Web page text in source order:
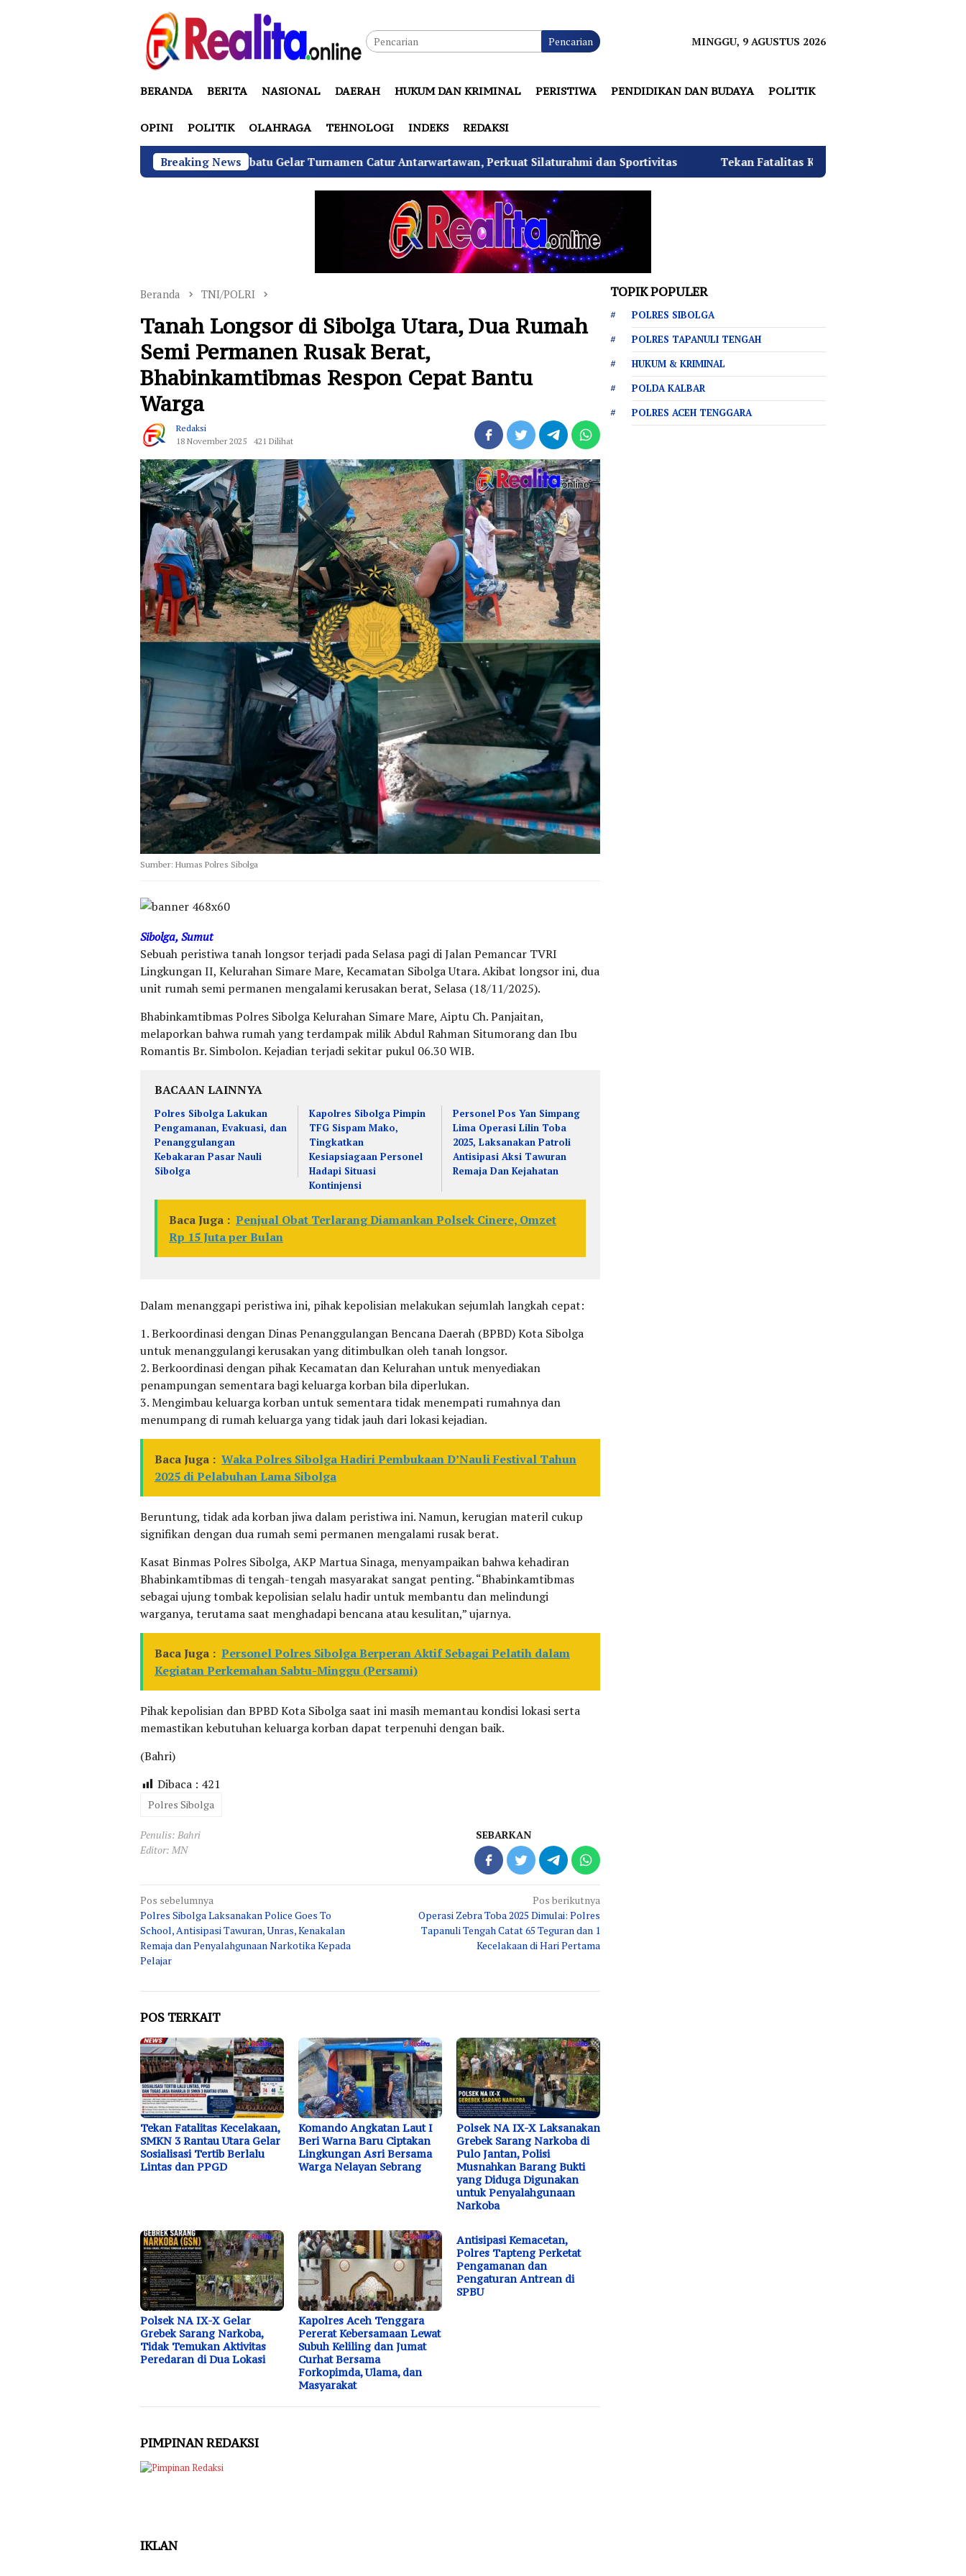
Pencarian MINGGU, 9 AGUSTUS 2026
BERANDA BERITA NASIONAL DAERAH HUKUM DAN KRIMINAL PERISTIWA PENDIDIKAN DAN BUDAYA POLITIK
OPINI POLITIK OLAHRAGA TEHNOLOGI INDEKS REDAKSI
Breaking News
GRIB Jaya Labuhanbatu Gelar Turnamen Catur Antarwartawan, Perkuat Silaturahmi dan Sportivitas Tekan Fatalitas Kecelakaan, SMKN 3 Rantau Utara Gelar
Beranda TNI/POLRI
Tanah Longsor di Sibolga Utara, Dua Rumah
Semi Permanen Rusak Berat,
Bhabinkamtibmas Respon Cepat Bantu
Warga
Redaksi
18 November 2025
421 Dilihat
Sumber: Humas Polres Sibolga
Sibolga, Sumut
Sebuah peristiwa tanah longsor terjadi pada Selasa pagi di Jalan Pemancar TVRI
Lingkungan II, Kelurahan Simare Mare, Kecamatan Sibolga Utara. Akibat longsor ini, dua
unit rumah semi permanen mengalami kerusakan berat, Selasa (18/11/2025).
Bhabinkamtibmas Polres Sibolga Kelurahan Simare Mare, Aiptu Ch. Panjaitan,
melaporkan bahwa rumah yang terdampak milik Abdul Rahman Situmorang dan Ibu
Romantis Br. Simbolon. Kejadian terjadi sekitar pukul 06.30 WIB.
BACAAN LAINNYA
Polres Sibolga Lakukan
Pengamanan, Evakuasi, dan
Penanggulangan
Kebakaran Pasar Nauli
Sibolga
Kapolres Sibolga Pimpin
TFG Sispam Mako,
Tingkatkan
Kesiapsiagaan Personel
Hadapi Situasi
Kontinjensi
Personel Pos Yan Simpang
Lima Operasi Lilin Toba
2025, Laksanakan Patroli
Antisipasi Aksi Tawuran
Remaja Dan Kejahatan
Baca Juga : Penjual Obat Terlarang Diamankan Polsek Cinere, Omzet
Rp 15 Juta per Bulan
Dalam menanggapi peristiwa ini, pihak kepolisian melakukan sejumlah langkah cepat:
1. Berkoordinasi dengan Dinas Penanggulangan Bencana Daerah (BPBD) Kota Sibolga
untuk menanggulangi kerusakan yang ditimbulkan oleh tanah longsor.
2. Berkoordinasi dengan pihak Kecamatan dan Kelurahan untuk menyediakan
penampungan sementara bagi keluarga korban bila diperlukan.
3. Mengimbau keluarga korban untuk sementara tidak menempati rumahnya dan
menumpang di rumah keluarga yang tidak jauh dari lokasi kejadian.
Baca Juga : Waka Polres Sibolga Hadiri Pembukaan D’Nauli Festival Tahun
2025 di Pelabuhan Lama Sibolga
Beruntung, tidak ada korban jiwa dalam peristiwa ini. Namun, kerugian materil cukup
signifikan dengan dua rumah semi permanen mengalami rusak berat.
Kasat Binmas Polres Sibolga, AKP Martua Sinaga, menyampaikan bahwa kehadiran
Bhabinkamtibmas di tengah-tengah masyarakat sangat penting. “Bhabinkamtibmas
sebagai ujung tombak kepolisian selalu hadir untuk membantu dan melindungi
warganya, terutama saat menghadapi bencana atau kesulitan,” ujarnya.
Baca Juga : Personel Polres Sibolga Berperan Aktif Sebagai Pelatih dalam
Kegiatan Perkemahan Sabtu-Minggu (Persami)
Pihak kepolisian dan BPBD Kota Sibolga saat ini masih memantau kondisi lokasi serta
memastikan kebutuhan keluarga korban dapat terpenuhi dengan baik.
(Bahri)
Dibaca : 421
Polres Sibolga
Penulis: Bahri
Editor: MN
SEBARKAN
Navigasi
pos
Pos sebelumnya
Polres Sibolga Laksanakan Police Goes To
School, Antisipasi Tawuran, Unras, Kenakalan
Remaja dan Penyalahgunaan Narkotika Kepada
Pelajar
Pos berikutnya
Operasi Zebra Toba 2025 Dimulai: Polres
Tapanuli Tengah Catat 65 Teguran dan 1
Kecelakaan di Hari Pertama
POS TERKAIT
Tekan Fatalitas Kecelakaan,
SMKN 3 Rantau Utara Gelar
Sosialisasi Tertib Berlalu
Lintas dan PPGD
Komando Angkatan Laut I
Beri Warna Baru Ciptakan
Lingkungan Asri Bersama
Warga Nelayan Sebrang
Polsek NA IX-X Laksanakan
Grebek Sarang Narkoba di
Pulo Jantan, Polisi
Musnahkan Barang Bukti
yang Diduga Digunakan
untuk Penyalahgunaan
Narkoba
Polsek NA IX-X Gelar
Grebek Sarang Narkoba,
Tidak Temukan Aktivitas
Peredaran di Dua Lokasi
Kapolres Aceh Tenggara
Pererat Kebersamaan Lewat
Subuh Keliling dan Jumat
Curhat Bersama
Forkopimda, Ulama, dan
Masyarakat
Antisipasi Kemacetan,
Polres Tapteng Perketat
Pengamanan dan
Pengaturan Antrean di
SPBU
TOPIK POPULER
POLRES SIBOLGA
POLRES TAPANULI TENGAH
HUKUM & KRIMINAL
POLDA KALBAR
POLRES ACEH TENGGARA
PIMPINAN REDAKSI
IKLAN